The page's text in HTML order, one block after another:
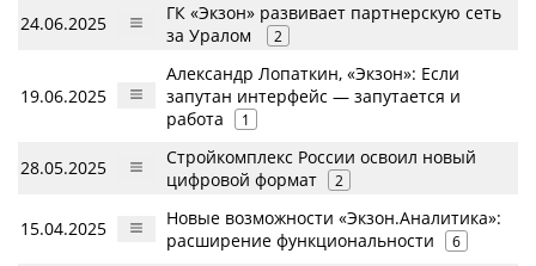
24.06.2025
ГК «Экзон» развивает партнерскую сеть
за Уралом
2
19.06.2025
Александр Лопаткин, «Экзон»: Если
запутан интерфейс — запутается и
работа
1
28.05.2025
Стройкомплекс России освоил новый
цифровой формат
2
15.04.2025
Новые возможности «Экзон.Аналитика»:
расширение функциональности
6